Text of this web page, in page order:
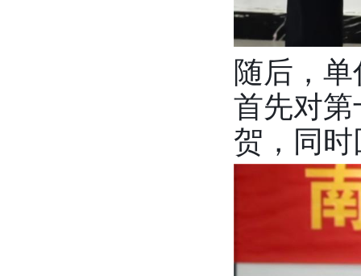
随后，
首先对
贺，同